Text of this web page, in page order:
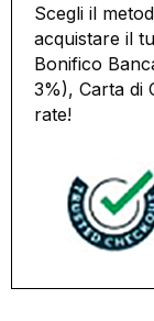
Scegli il
acquistare il
Bonifico
3%), Carta di
rate!